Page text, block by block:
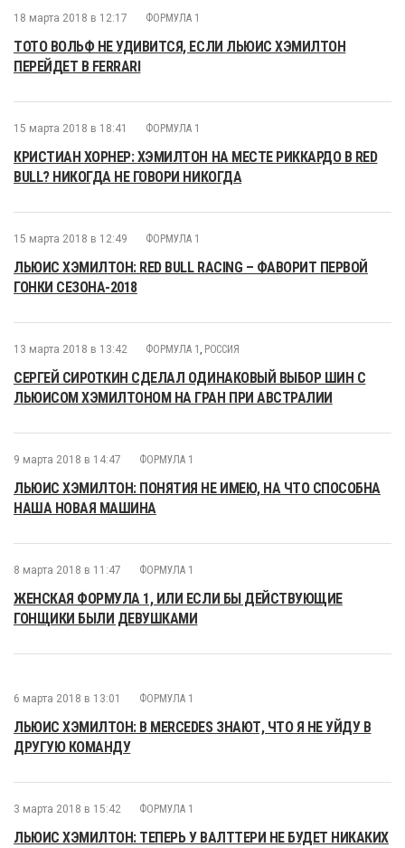
18 марта 2018 в 12:17 ФОРМУЛА 1
ТОТО ВОЛЬФ НЕ УДИВИТСЯ, ЕСЛИ ЛЬЮИС ХЭМИЛТОН
ПЕРЕЙДЕТ В FERRARI
15 марта 2018 в 18:41 ФОРМУЛА 1
КРИСТИАН ХОРНЕР: ХЭМИЛТОН НА МЕСТЕ РИККАРДО В RED
BULL? НИКОГДА НЕ ГОВОРИ НИКОГДА
15 марта 2018 в 12:49 ФОРМУЛА 1
ЛЬЮИС ХЭМИЛТОН: RED BULL RACING – ФАВОРИТ ПЕРВОЙ
ГОНКИ СЕЗОНА-2018
13 марта 2018 в 13:42 ФОРМУЛА 1 , РОССИЯ
СЕРГЕЙ СИРОТКИН СДЕЛАЛ ОДИНАКОВЫЙ ВЫБОР ШИН С
ЛЬЮИСОМ ХЭМИЛТОНОМ НА ГРАН ПРИ АВСТРАЛИИ
9 марта 2018 в 14:47 ФОРМУЛА 1
ЛЬЮИС ХЭМИЛТОН: ПОНЯТИЯ НЕ ИМЕЮ, НА ЧТО СПОСОБНА
НАША НОВАЯ МАШИНА
8 марта 2018 в 11:47 ФОРМУЛА 1
ЖЕНСКАЯ ФОРМУЛА 1, ИЛИ ЕСЛИ БЫ ДЕЙСТВУЮЩИЕ
ГОНЩИКИ БЫЛИ ДЕВУШКАМИ
6 марта 2018 в 13:01 ФОРМУЛА 1
ЛЬЮИС ХЭМИЛТОН: В MERCEDES ЗНАЮТ, ЧТО Я НЕ УЙДУ В
ДРУГУЮ КОМАНДУ
3 марта 2018 в 15:42 ФОРМУЛА 1
ЛЬЮИС ХЭМИЛТОН: ТЕПЕРЬ У ВАЛТТЕРИ НЕ БУДЕТ НИКАКИХ